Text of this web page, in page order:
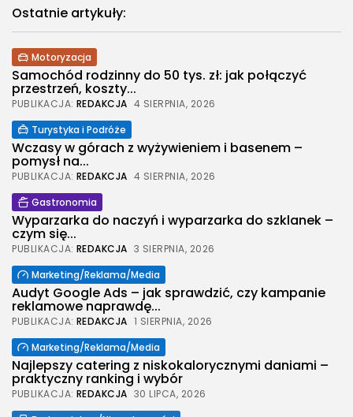
Ostatnie artykuły:
Motoryzacja
Samochód rodzinny do 50 tys. zł: jak połączyć
przestrzeń, koszty...
PUBLIKACJA: REDAKCJA 4 SIERPNIA, 2026
Turystyka i Podróże
Wczasy w górach z wyżywieniem i basenem –
pomysł na...
PUBLIKACJA: REDAKCJA 4 SIERPNIA, 2026
Gastronomia
Wyparzarka do naczyń i wyparzarka do szklanek –
czym się...
PUBLIKACJA: REDAKCJA 3 SIERPNIA, 2026
Marketing/Reklama/Media
Audyt Google Ads – jak sprawdzić, czy kampanie
reklamowe naprawdę...
PUBLIKACJA: REDAKCJA 1 SIERPNIA, 2026
Marketing/Reklama/Media
Najlepszy catering z niskokalorycznymi daniami –
praktyczny ranking i wybór
PUBLIKACJA: REDAKCJA 30 LIPCA, 2026